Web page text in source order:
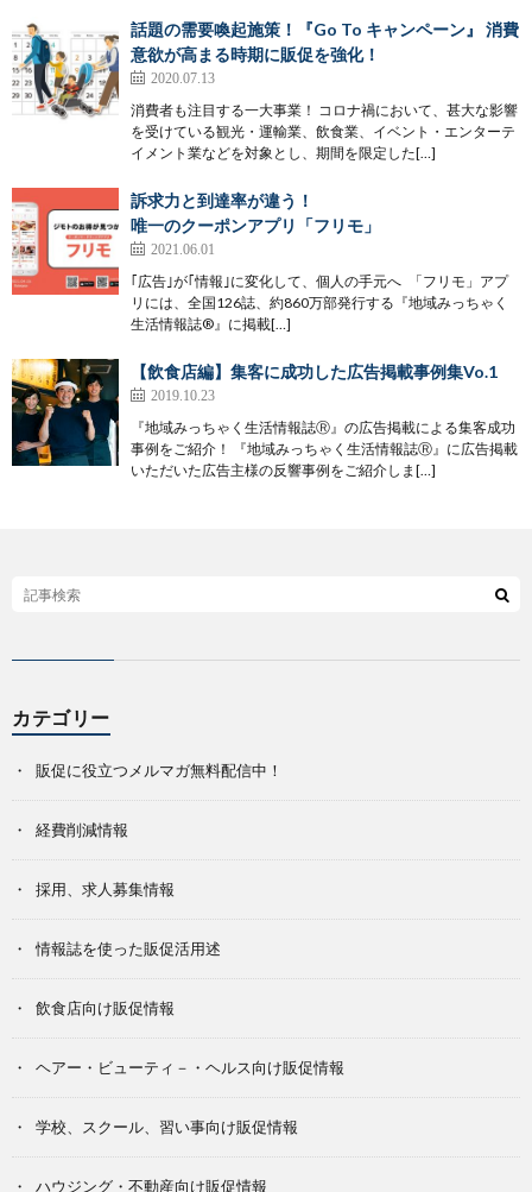
話題の需要喚起施策！『Go To キャンペーン』 消費
意欲が高まる時期に販促を強化！
2020.07.13
消費者も注目する一大事業！ コロナ禍において、甚大な影響
を受けている観光・運輸業、飲食業、イベント・エンターテ
イメント業などを対象とし、期間を限定した[…]
訴求力と到達率が違う！
唯一のクーポンアプリ「フリモ」
2021.06.01
｢広告｣が｢情報｣に変化して、個人の手元へ 「フリモ」アプ
リには、全国126誌、約860万部発行する『地域みっちゃく
生活情報誌®』に掲載[…]
【飲食店編】集客に成功した広告掲載事例集Vo.1
2019.10.23
『地域みっちゃく生活情報誌Ⓡ』の広告掲載による集客成功
事例をご紹介！ 『地域みっちゃく生活情報誌Ⓡ』に広告掲載
いただいた広告主様の反響事例をご紹介しま[…]
カテゴリー
販促に役立つメルマガ無料配信中！
経費削減情報
採用、求人募集情報
情報誌を使った販促活用述
飲食店向け販促情報
ヘアー・ビューティ－・ヘルス向け販促情報
学校、スクール、習い事向け販促情報
ハウジング・不動産向け販促情報